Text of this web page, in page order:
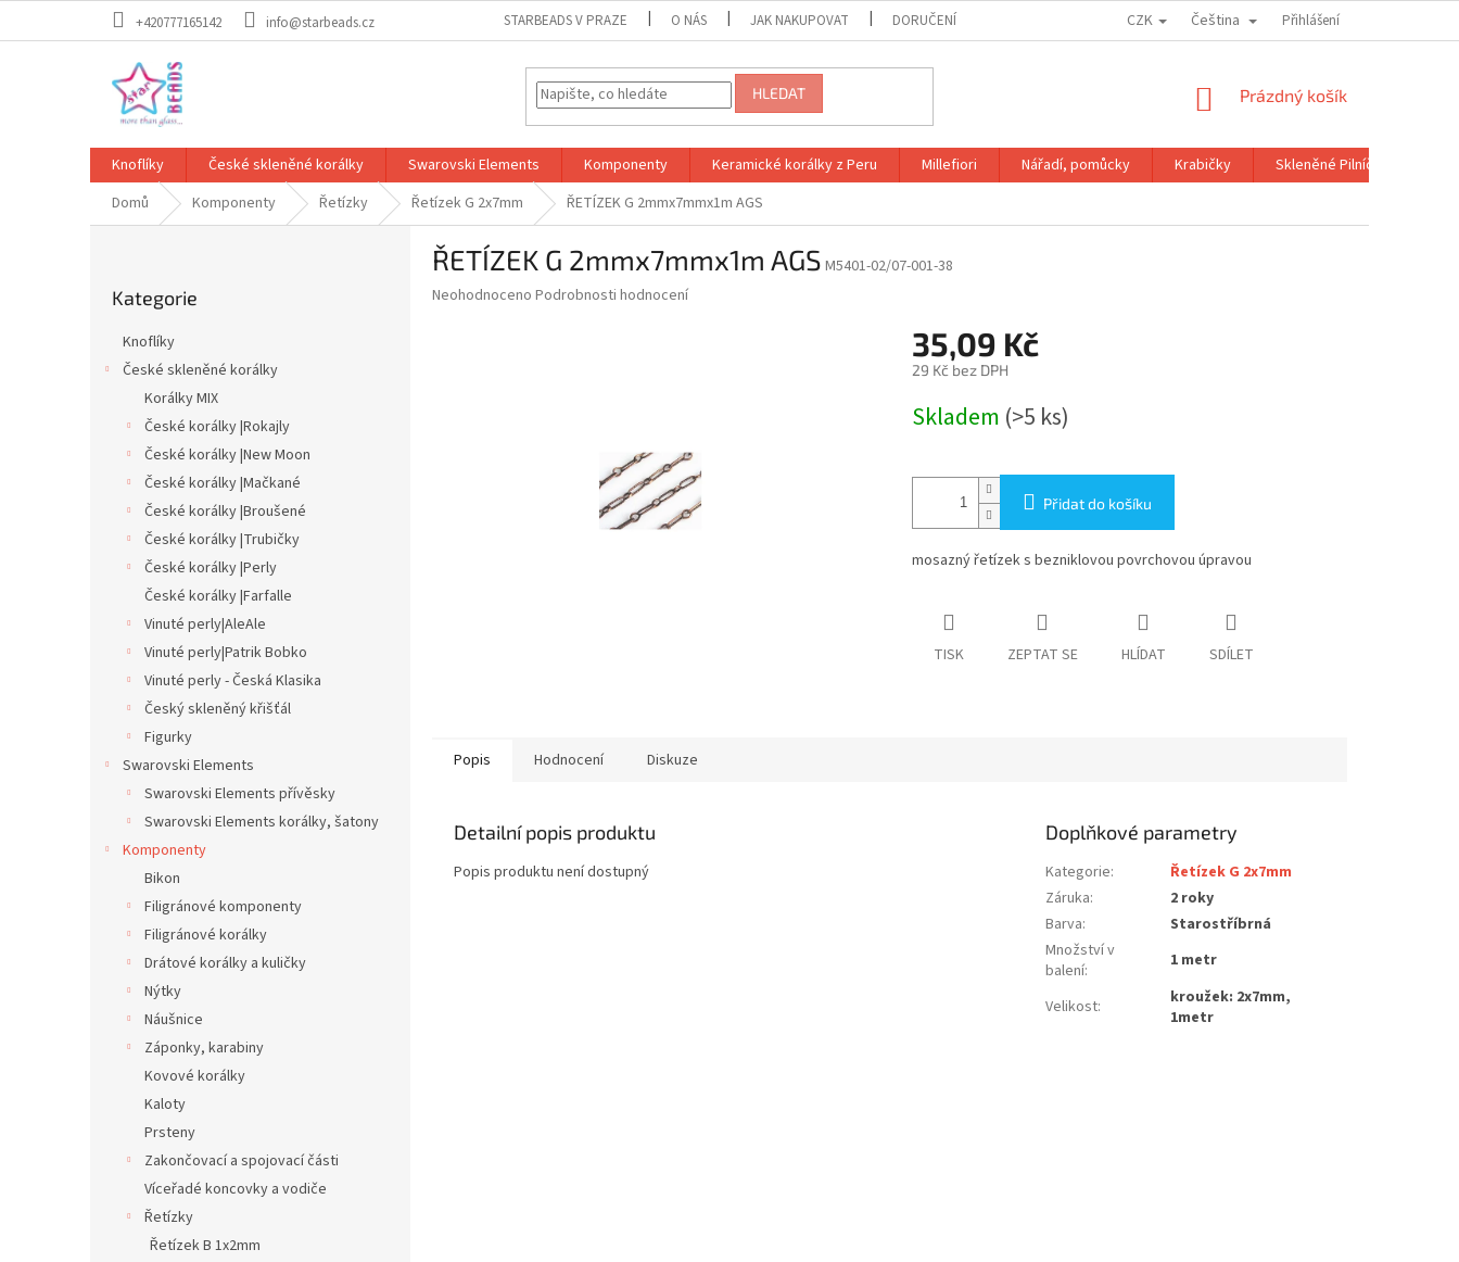
+420777165142 info@starbeads.cz STARBEADS V PRAZE O NÁS JAK NAKUPOVAT DORUČENÍ OBCHODNÍ PODMÍNKY GDPR
CZK Čeština Přihlášení
HLEDAT
NÁKUPNÍ
Prázdný košík
Knoflíky České skleněné korálky Swarovski Elements Komponenty Keramické korálky z Peru Millefiori Nářadí, pomůcky Krabičky Skleněné Pilníčky
Domů
Komponenty Řetízky Řetízek G 2x7mm ŘETÍZEK G 2mmx7mmx1m AGS
kategorie
Kategorie
Knoflíky
České skleněné korálky
Korálky MIX
České korálky |Rokajly
České korálky |New Moon
České korálky |Mačkané
České korálky |Broušené
České korálky |Trubičky
České korálky |Perly
České korálky |Farfalle
Vinuté perly|AleAle
Vinuté perly|Patrik Bobko
Vinuté perly - Česká Klasika
Český skleněný křišťál
Figurky
Swarovski Elements
Swarovski Elements přívěsky
Swarovski Elements korálky, šatony
Komponenty
Bikon
Filigránové komponenty
Filigránové korálky
Drátové korálky a kuličky
Nýtky
Náušnice
Záponky, karabiny
Kovové korálky
Kaloty
Prsteny
Zakončovací a spojovací části
Víceřadé koncovky a vodiče
Řetízky
Řetízek B 1x2mm
ŘETÍZEK G 2mmx7mmx1m AGS M5401-02/07-001-38
Průměrné
Neohodnoceno Podrobnosti hodnocení
35,09 Kč
29 Kč bez DPH
cena:
Skladem (>5 ks)
Přidat do košíku
mosazný řetízek s bezniklovou povrchovou úpravou
TISK ZEPTAT SE HLÍDAT SDÍLET
Popis Hodnocení Diskuze
Detailní popis produktu
Popis produktu není dostupný
Doplňkové parametry
Kategorie:
Řetízek G 2x7mm
Záruka:
2 roky
Barva:
Starostříbrná
Množství v
balení: 1 metr
Velikost:
kroužek: 2x7mm,
1metr